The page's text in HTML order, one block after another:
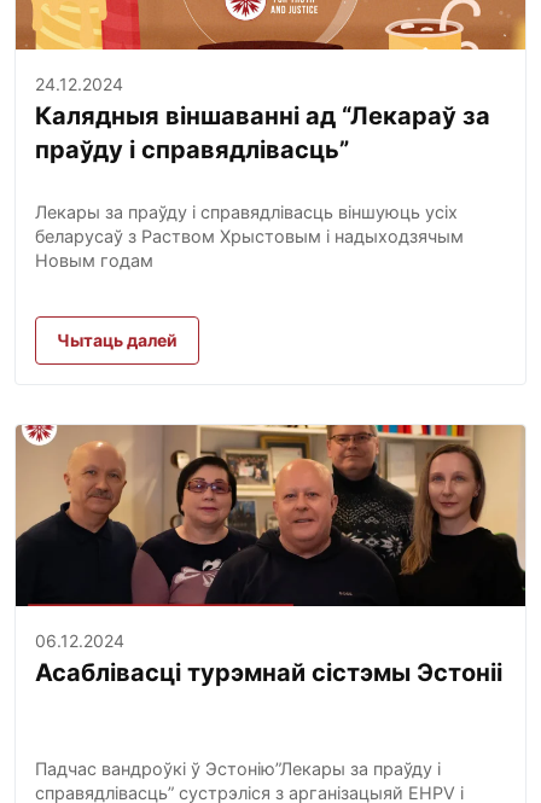
24.12.2024
Калядныя віншаванні ад “Лекараў за
праўду і справядлівасць”
Лекары за праўду і справядлівасць віншуюць усіх
беларусаў з Раством Хрыстовым і надыходзячым
Новым годам
Чытаць далей
06.12.2024
Асаблівасці турэмнай сістэмы Эстоніі
Падчас вандроўкі ў Эстонію”Лекары за праўду і
справядлівасць” сустрэліся з арганізацыяй EHPV і